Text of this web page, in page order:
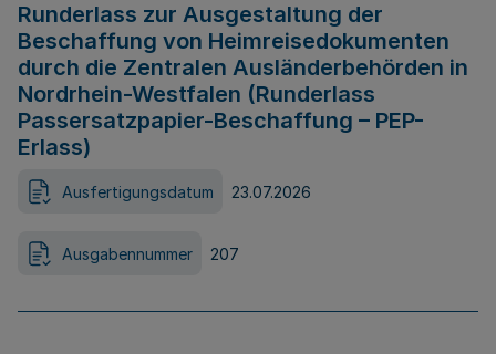
Runderlass zur Ausgestaltung der
Beschaffung von Heimreisedokumenten
durch die Zentralen Ausländerbehörden in
Nordrhein-Westfalen (Runderlass
Passersatzpapier-Beschaffung – PEP-
Erlass)
Ausfertigungsdatum 23.07.2026
Ausgabennummer 207